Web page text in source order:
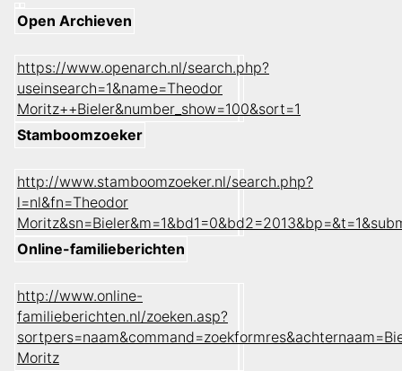
Open Archieven
https://www.openarch.nl/search.php?
useinsearch=1&name=Theodor
Moritz++Bieler&number_show=100&sort=1
Stamboomzoeker
http://www.stamboomzoeker.nl/search.php?
l=nl&fn=Theodor
Online-familieberichten
http://www.online-
familieberichten.nl/zoeken.asp?
Moritz